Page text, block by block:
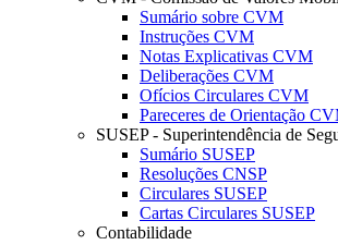
Sumário sobre CVM
Instruções CVM
Notas Explicativas CVM
Deliberações CVM
Ofícios Circulares CVM
Pareceres de Orientação
SUSEP - Superintendência de
Sumário SUSEP
Resoluções CNSP
Circulares SUSEP
Cartas Circulares SUSEP
Contabilidade